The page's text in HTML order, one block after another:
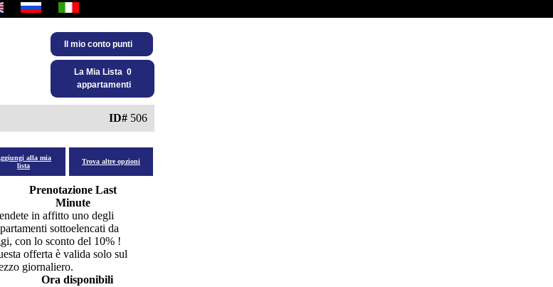
Il mio conto punti
La Mia Lista 0
appartamenti
ID# 506
alla mia
lista
Trova altre opzioni
Prenotazione Last
Minute
in affitto uno degli
sottoelencati da
con lo sconto del 10% !
offerta è valida solo sul
giornaliero.
Ora disponibili